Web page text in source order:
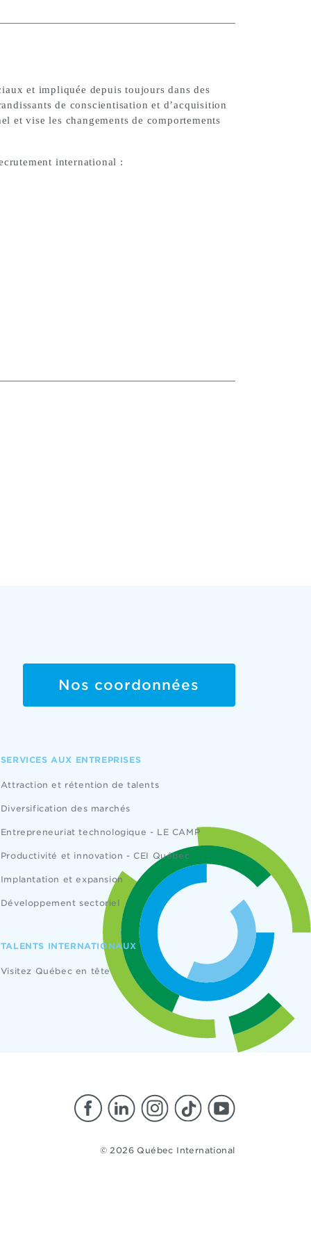
et impliquée depuis toujours dans des
de conscientisation et d’acquisition
et vise les changements de comportements
international :
Nos coordonnées
SERVICES AUX ENTREPRISES
Attraction et rétention de talents
Diversification des marchés
Entrepreneuriat technologique - LE CAMP
Productivité et innovation - CEI Québec
Implantation et expansion
Développement sectoriel
TALENTS INTERNATIONAUX
Visitez Québec en tête
© 2026 Québec International